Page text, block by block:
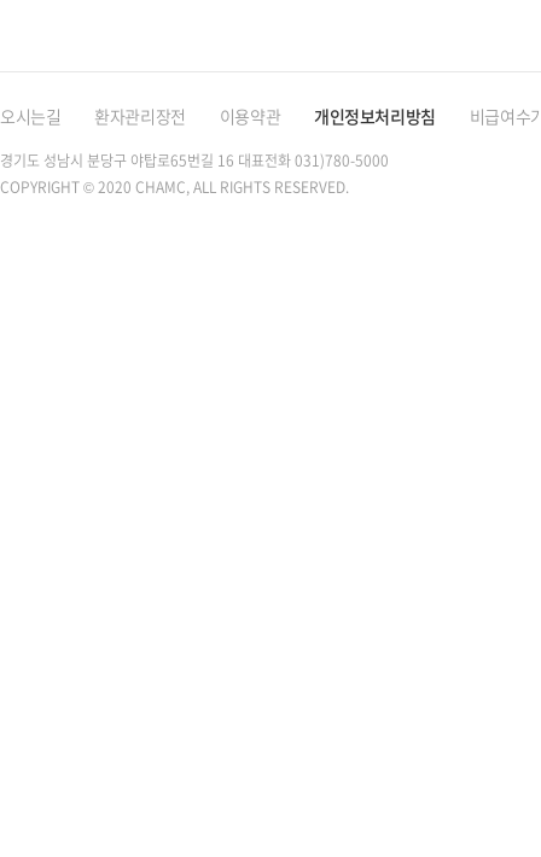
오시는길 환자관리장전 이용약관 개인정보처리방침 비급여수
경기도 성남시 분당구 야탑로65번길 16 대표전화 031)780-5000
COPYRIGHT © 2020 CHAMC, ALL RIGHTS RESERVED.